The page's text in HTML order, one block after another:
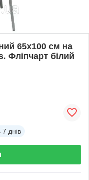
65х100 см на
Фліпчарт білий
7 днів